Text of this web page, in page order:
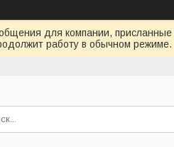
для компании,
работу в обычном режиме.